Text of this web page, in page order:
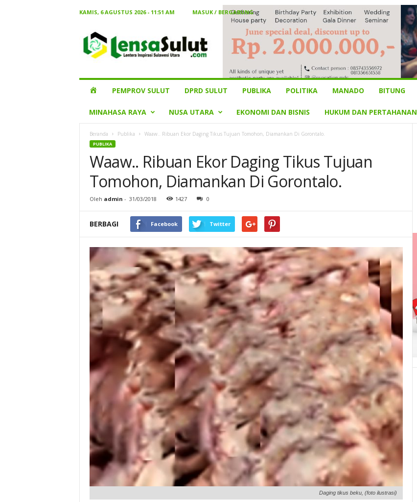
KAMIS, 6 AGUSTUS 2026 - 11:51 AM
MASUK / BERGABUNG
Sulut
HOMEPEMPROV SULUT DPRD SULUT PUBLIKA POLITIKA MANADO BITUNG
MINAHASA RAYA NUSA UTARA EKONOMI DAN BISNIS HUKUM DAN PERTAHANAN
Beranda Publika Waaw.. Ribuan Ekor Daging Tikus Tujuan Tomohon, Diamankan Di Gorontalo.
PUBLIKA
Waaw.. Ribuan Ekor Daging Tikus Tujuan
Tomohon, Diamankan Di Gorontalo.
Oleh admin - 31/03/2018 1427 0
BERBAGI Facebook Twitter
Daging tikus beku, (foto ilustrasi)